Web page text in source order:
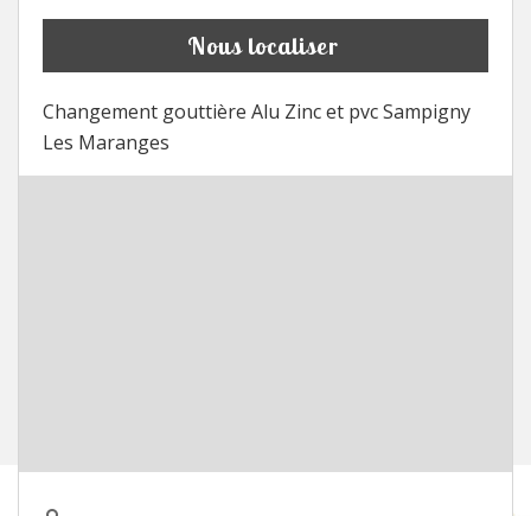
Nous localiser
Changement gouttière Alu Zinc et pvc Sampigny
Les Maranges